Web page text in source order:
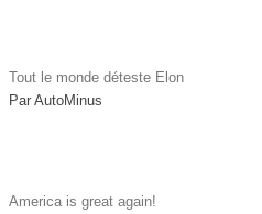
Tout le monde déteste Elon
Par AutoMinus
America is great again!